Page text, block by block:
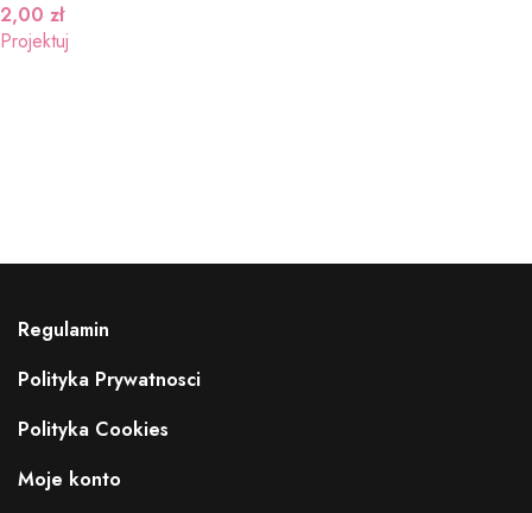
2,00 zł
Projektuj
Regulamin
Polityka Prywatnosci
Polityka Cookies
Moje konto